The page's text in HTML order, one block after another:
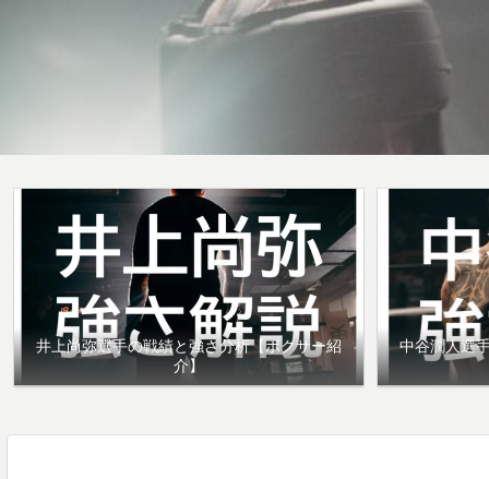
井上尚弥選手の戦績と強さ分析【ボクサー紹
介】
中谷潤人選